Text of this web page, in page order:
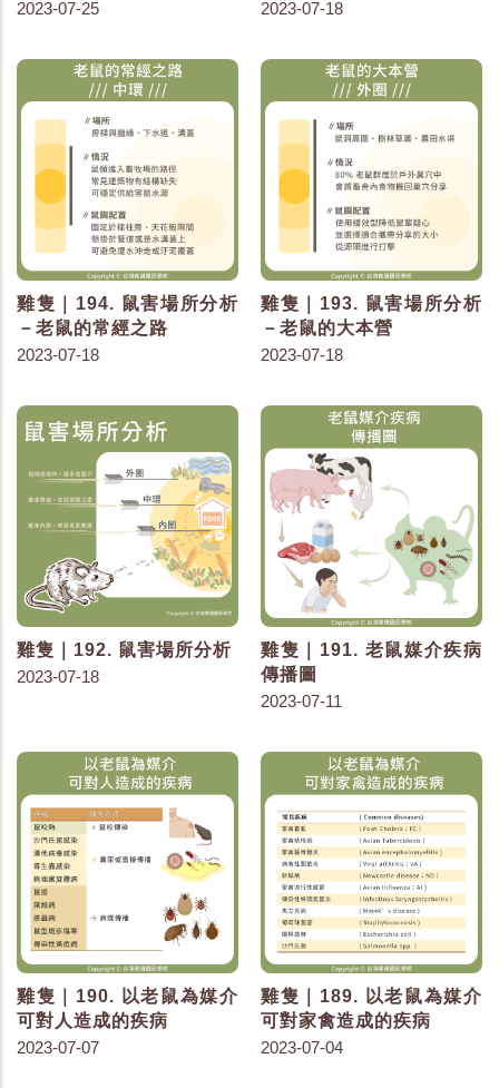
2023-07-25
2023-07-18
雞隻｜194. 鼠害場所分析
－老鼠的常經之路
2023-07-18
雞隻｜193. 鼠害場所分析
－老鼠的大本營
2023-07-18
雞隻｜192. 鼠害場所分析
2023-07-18
雞隻｜191. 老鼠媒介疾病
傳播圖
2023-07-11
雞隻｜190. 以老鼠為媒介
可對人造成的疾病
2023-07-07
雞隻｜189. 以老鼠為媒介
可對家禽造成的疾病
2023-07-04